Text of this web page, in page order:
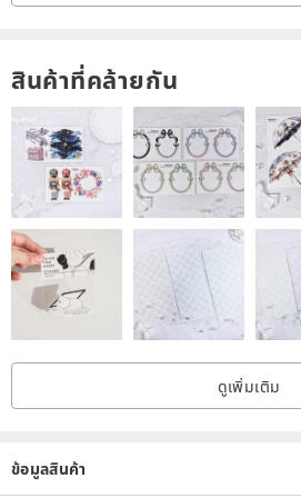
Self-filling date, no use of the year's limit.
A total of 10 models to choose from,
to buy.
www.pinkoi.com/product/
m/product/4Y86Wuim?cat...
aT4n?cat.../www.pinkoi.com/
w.pinkoi.com/product/
www.pinkoi.com/product/
m/product/Stc4D99X?cat... /
pinkoi.com/product/TfxMbQpx?cat...
/ Packing size cm / 13.5x18.5x1.7cm
สินค้าที่คล้ายกัน
ดูเพิ่มเติม
ข้อมูลสินค้า